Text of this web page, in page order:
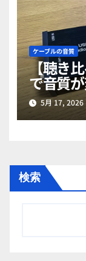
ケーブルの音質
【聴き
で音質
のか？
スト。
5月 17, 2026
検索